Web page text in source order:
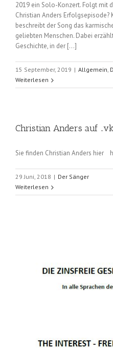
2019 ein Solo-Konzert. Folgt mit
Christian Anders Erfolgsepisode?
beschreibt der Song das
geliebten Menschen. Dabei
Geschichte, in der [...]
15 September, 2019 | Allgemein,
Weiterlesen
Christian Anders auf
Sie finden Christian Anders hier
29 Juni, 2018 | Der Sänger
Weiterlesen